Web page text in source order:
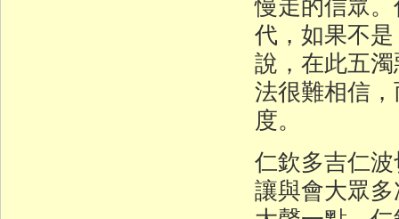
代，如果不
說，在此五
法很難相信
度。
仁欽多吉仁
讓與會大眾